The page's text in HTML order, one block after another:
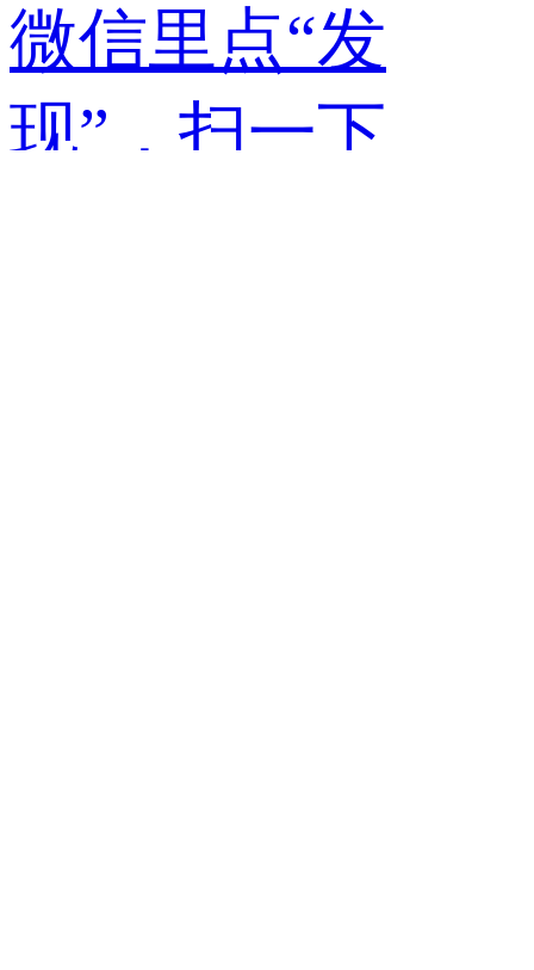
微信里点“发
现”，扫一下